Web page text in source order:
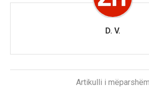
D. V.
Artikulli i mëparshëm